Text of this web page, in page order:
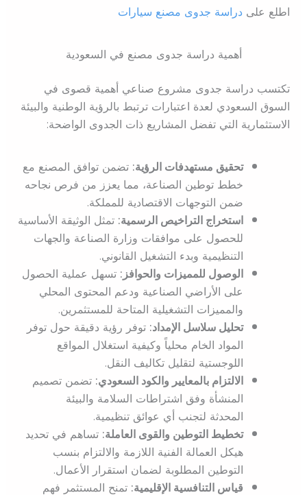
اطلع على دراسة جدوى مصنع سيارات
أهمية دراسة جدوى مصنع في السعودية
تكتسب دراسة جدوى مشروع صناعي أهمية قصوى في
السوق السعودي لعدة اعتبارات ترتبط بالرؤية الوطنية والبيئة
الاستثمارية التي تفضل المشاريع ذات الجدوى الواضحة:
تحقيق مستهدفات الرؤية:تضمن توافق المصنع مع
خطط توطين الصناعة، مما يعزز من فرص نجاحه
ضمن التوجهات الاقتصادية للمملكة.
استخراج التراخيص الرسمية:تمثل الوثيقة الأساسية
للحصول على موافقات وزارة الصناعة والجهات
التنظيمية وبدء التشغيل القانوني.
الوصول للمميزات والحوافز:تسهل عملية الحصول
على الأراضي الصناعية ودعم المحتوى المحلي
والمميزات التشغيلية المتاحة للمستثمرين.
تحليل سلاسل الإمداد:توفر رؤية دقيقة حول توفر
المواد الخام محلياً وكيفية استغلال المواقع
اللوجستية لتقليل تكاليف النقل.
الالتزام بالمعايير والكود السعودي:تضمن تصميم
المنشأة وفق اشتراطات السلامة والبيئة
المحدثة لتجنب أي عوائق تنظيمية.
تخطيط التوطين والقوى العاملة:تساهم في تحديد
هيكل العمالة الفنية اللازمة والالتزام بنسب
التوطين المطلوبة لضمان استقرار الأعمال.
قياس التنافسية الإقليمية:تمنح المستثمر فهم